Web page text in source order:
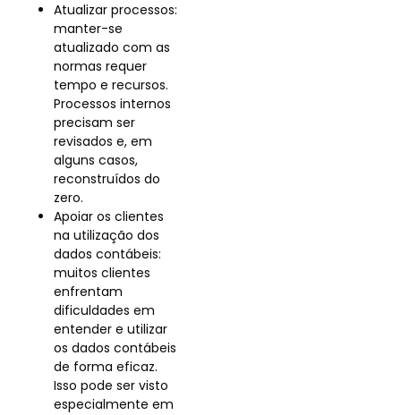
Atualizar processos:
manter-se
atualizado com as
normas requer
tempo e recursos.
Processos internos
precisam ser
revisados e, em
alguns casos,
reconstruídos do
zero.
Apoiar os clientes
na utilização dos
dados contábeis:
muitos clientes
enfrentam
dificuldades em
entender e utilizar
os dados contábeis
de forma eficaz.
Isso pode ser visto
especialmente em